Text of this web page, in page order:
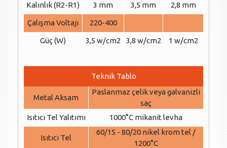
Kalınlık (R2-R1) 3 mm 3,5 mm 2,8 mm
Çalışma Voltajı 220-400
Güç (W) 3,5 w/cm2 3,8 w/cm2 1 w/cm2
Teknik Tablo
Metal Aksam
Paslanmaz çelik veya galvanizli
saç
Isıtıcı Tel Yalıtımı
1000°C mikanit levha
Isıtıcı Tel
60/15 - 80/20 nikel krom tel /
1200°C